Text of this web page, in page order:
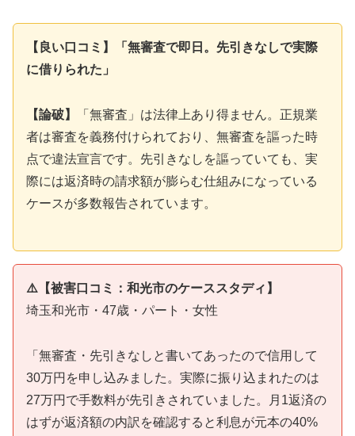
【良い口コミ】「無審査で即日。先引きなしで実際
に借りられた」
【論破】
「無審査」は法律上あり得ません。正規業
者は審査を義務付けられており、無審査を謳った時
点で違法宣言です。先引きなしを謳っていても、実
際には返済時の請求額が膨らむ仕組みになっている
ケースが多数報告されています。
⚠️【被害口コミ：和光市のケーススタディ】
埼玉和光市・47歳・パート・女性
「無審査・先引きなしと書いてあったので信用して
30万円を申し込みました。実際に振り込まれたのは
27万円で手数料が先引きされていました。月1返済の
はずが返済額の内訳を確認すると利息が元本の40%